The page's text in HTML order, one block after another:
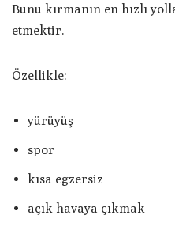
Bunu kırmanın en hızlı
etmektir.
Özellikle:
yürüyüş
spor
kısa egzersiz
açık havaya çıkmak